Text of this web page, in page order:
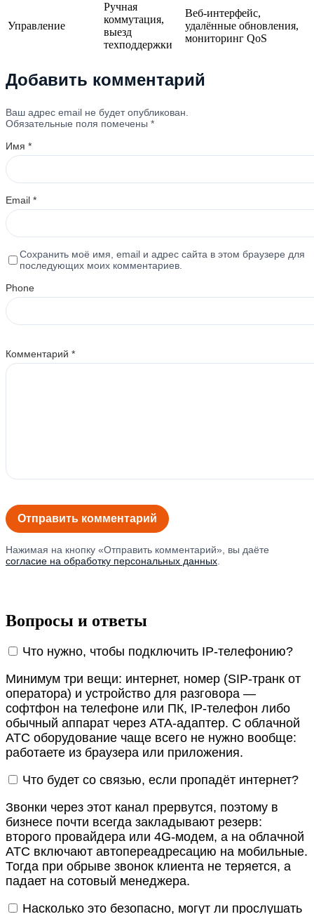
Управление
Ручная
коммутация,
выезд
техподдержки
Веб-интерфейс,
удалённые обновления,
мониторинг QoS
Добавить комментарий
Ваш адрес email не будет опубликован.
Обязательные поля помечены *
Имя *
Email *
Сохранить моё имя, email и адрес сайта в этом браузере для
последующих моих комментариев.
Phone
Комментарий *
Нажимая на кнопку «Отправить комментарий», вы даёте
согласие на обработку персональных данных
Вопросы и ответы
Что нужно, чтобы подключить IP-телефонию?
Минимум три вещи: интернет, номер (SIP-транк от
оператора) и устройство для разговора —
софтфон на телефоне или ПК, IP-телефон либо
обычный аппарат через ATA-адаптер. С облачной
АТС оборудование чаще всего не нужно вообще:
работаете из браузера или приложения.
Что будет со связью, если пропадёт интернет?
Звонки через этот канал прервутся, поэтому в
бизнесе почти всегда закладывают резерв:
второго провайдера или 4G-модем, а на облачной
АТС включают автопереадресацию на мобильные.
Тогда при обрыве звонок клиента не теряется, а
падает на сотовый менеджера.
Насколько это безопасно, могут ли прослушать